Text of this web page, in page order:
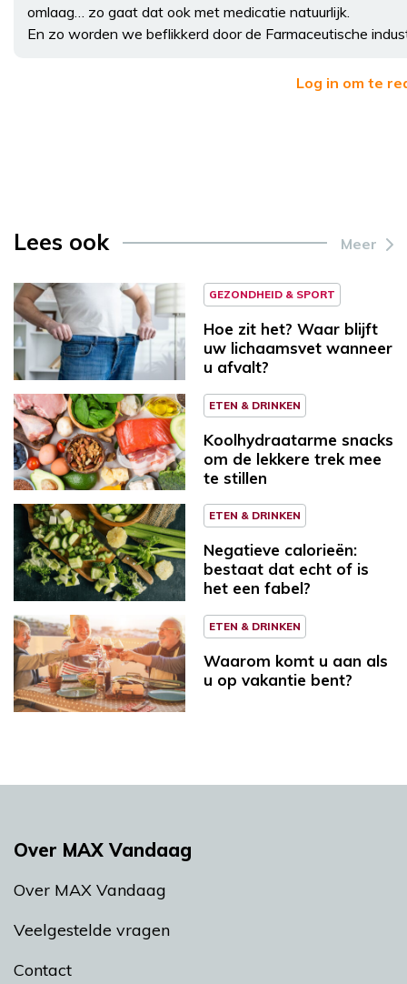
omlaag… zo gaat dat ook met medicatie natuurlijk.
En zo worden we beflikkerd door de Farmaceutische
Log in om te
Lees ook Meer
GEZONDHEID & SPORT
Hoe zit het? Waar blijft
uw lichaamsvet wanneer
u afvalt?
ETEN & DRINKEN
Koolhydraatarme snacks
om de lekkere trek mee
te stillen
ETEN & DRINKEN
Negatieve calorieën:
bestaat dat echt of is
het een fabel?
ETEN & DRINKEN
Waarom komt u aan als
u op vakantie bent?
Over MAX Vandaag
Over MAX Vandaag
Veelgestelde vragen
Contact